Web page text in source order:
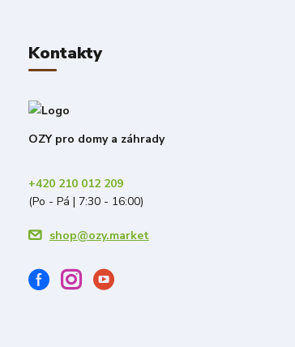
Kontakty
OZY pro domy a záhrady
+420 210 012 209
(Po - Pá | 7:30 - 16:00)
shop@ozy.market